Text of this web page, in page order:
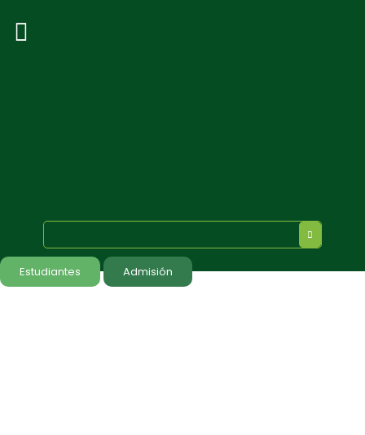
Estudiantes Admisión